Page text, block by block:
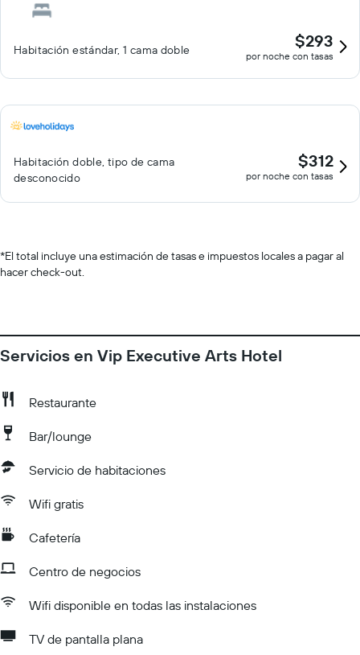
Habitación estándar, 1 cama doble $293
por noche con tasas
Habitación doble, tipo de cama
desconocido
$312
por noche con tasas
*El total incluye una estimación de tasas e impuestos locales a pagar al
hacer check-out.
Servicios en Vip Executive Arts Hotel
Restaurante
Bar/lounge
Servicio de habitaciones
Wifi gratis
Cafetería
Centro de negocios
Wifi disponible en todas las instalaciones
TV de pantalla plana